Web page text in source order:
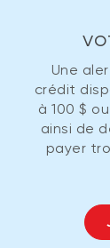
Une
crédit
à 100 $
ainsi de
payer